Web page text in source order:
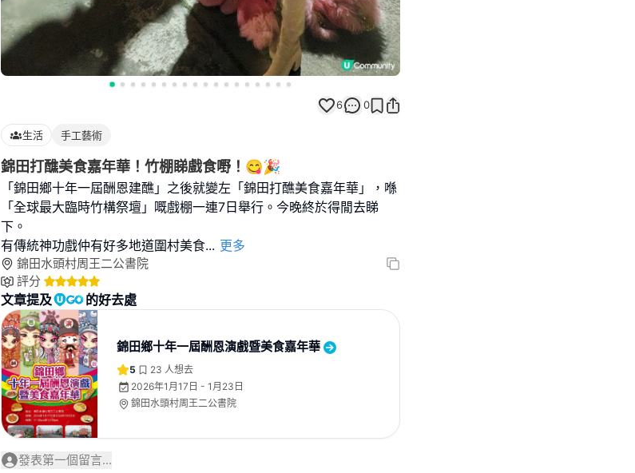
6 0
生活 手工藝術
錦田打醮美食嘉年華！竹棚睇戲食嘢！😋🎉
「錦田鄉十年一屆酬恩建醮」之後就變左「錦田打醮美食嘉年華」，喺
「全球最大臨時竹構祭壇」嘅戲棚一連7日舉行。今晚終於得閒去睇
下。
有傳統神功戲仲有好多地道圍村美食... 更多
錦田水頭村周王二公書院
評分
文章提及 的好去處
錦田鄉十年一屆酬恩演戲暨美食嘉年華
5 23 人想去
2026年1月17日 - 1月23日
錦田水頭村周王二公書院
發表第一個留言...